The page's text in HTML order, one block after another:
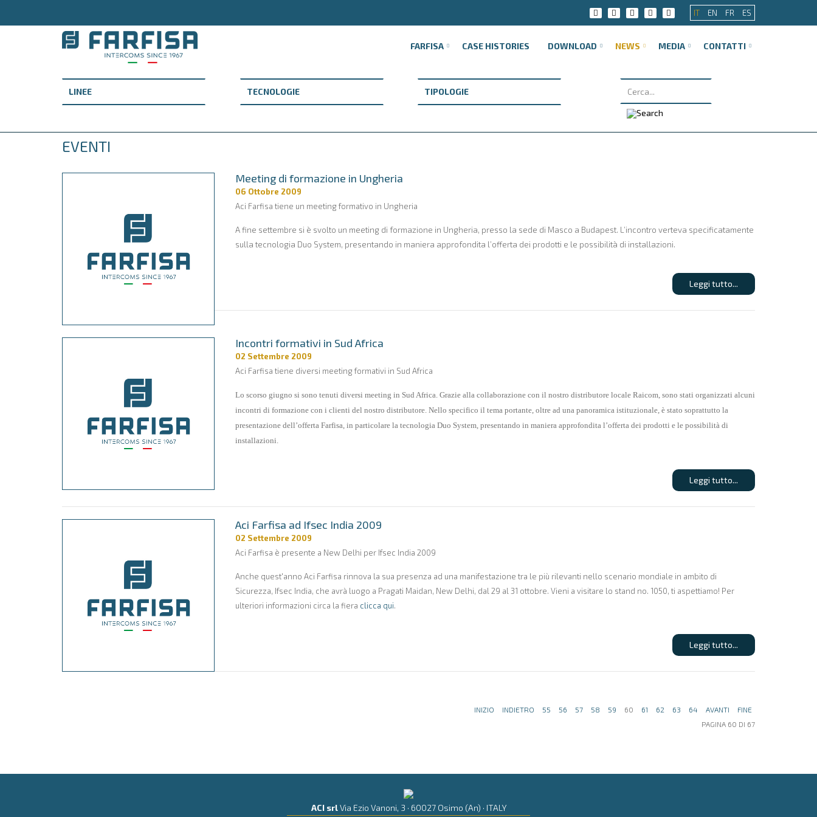
IT EN FR ES
FARFISA CASE HISTORIES DOWNLOAD NEWS MEDIA CONTATTI
EVENTI
Meeting di formazione in Ungheria
06 Ottobre 2009
Aci Farfisa tiene un meeting formativo in Ungheria
A fine settembre si è svolto un meeting di formazione in Ungheria, presso la sede di Masco a Budapest. L’incontro verteva specificatamente
sulla tecnologia Duo System, presentando in maniera approfondita l’offerta dei prodotti e le possibilità di installazioni.
Leggi tutto...
Incontri formativi in Sud Africa
02 Settembre 2009
Aci Farfisa tiene diversi meeting formativi in Sud Africa
Lo scorso giugno si sono tenuti diversi meeting in Sud Africa. Grazie alla collaborazione con il nostro distributore locale Raicom, sono stati organizzati alcuni
incontri di formazione con i clienti del nostro distributore. Nello specifico il tema portante, oltre ad una panoramica istituzionale, è stato soprattutto la
presentazione dell’offerta Farfisa, in particolare la tecnologia Duo System, presentando in maniera approfondita l’offerta dei prodotti e le possibilità di
installazioni.
Leggi tutto...
Aci Farfisa ad Ifsec India 2009
02 Settembre 2009
Aci Farfisa è presente a New Delhi per Ifsec India 2009
Anche quest'anno Aci Farfisa rinnova la sua presenza ad una manifestazione tra le più rilevanti nello scenario mondiale in ambito di
Sicurezza, Ifsec India, che avrà luogo a Pragati Maidan, New Delhi, dal 29 al 31 ottobre. Vieni a visitare lo stand no. 1050, ti aspettiamo! Per
ulteriori informazioni circa la fiera clicca qui.
Leggi tutto...
INIZIO INDIETRO 55 56 57 58 59 60 61 62 63 64 AVANTI
FINE
PAGINA 60 DI 67
ACI srlVia Ezio Vanoni, 3 · 60027 Osimo (An) · ITALY